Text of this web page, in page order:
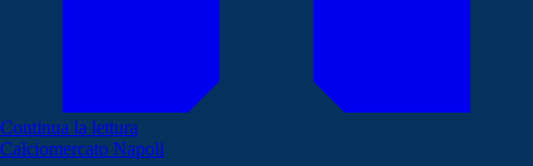
Continua la lettura
Calciomercato Napoli